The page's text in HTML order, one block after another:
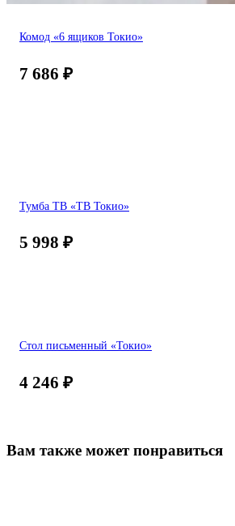
Комод «6 ящиков Токио»
7 686 ₽
Тумба ТВ «ТВ Токио»
5 998 ₽
Стол письменный «Токио»
4 246 ₽
Вам также может понравиться